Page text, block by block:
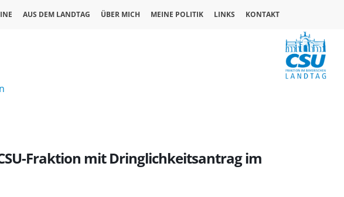
AUS DEM LANDTAG ÜBER MICH MEINE POLITIK LINKS KONTAKT
Fraktion mit Dringlichkeitsantrag im